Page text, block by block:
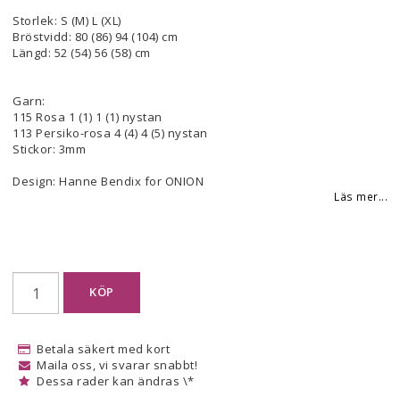
Lägg till i favoritlistan
Storlek: S (M) L (XL)
Bröstvidd: 80 (86) 94 (104) cm
Längd: 52 (54) 56 (58) cm
Garn:
115 Rosa 1 (1) 1 (1) nystan
113 Persiko-rosa 4 (4) 4 (5) nystan
Stickor: 3mm
Design: Hanne Bendix for ONION
Läs mer...
KÖP
Betala säkert med kort
Maila oss, vi svarar snabbt!
Dessa rader kan ändras \*